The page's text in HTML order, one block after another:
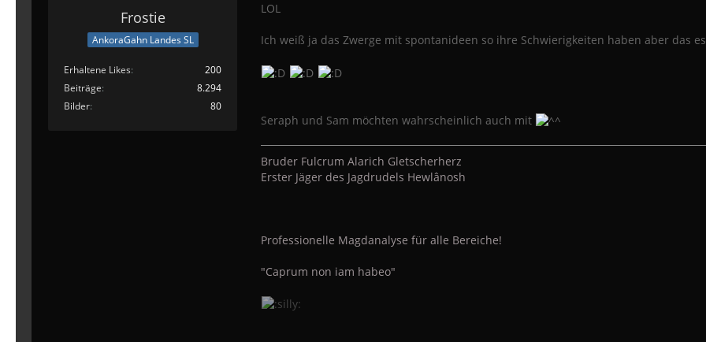
Frostie
AnkoraGahn Landes SL
Erhaltene Likes
200
Beiträge
8.294
Bilder
80
LOL
Ich weiß ja das Zwerge mit spontanideen so ihre Schwierigkeiten haben aber das
Seraph und Sam möchten wahrscheinlich auch mit
Bruder Fulcrum Alarich Gletscherherz
Erster Jäger des Jagdrudels Hewlânosh
Professionelle Magdanalyse für alle Bereiche!
"Caprum non iam habeo"